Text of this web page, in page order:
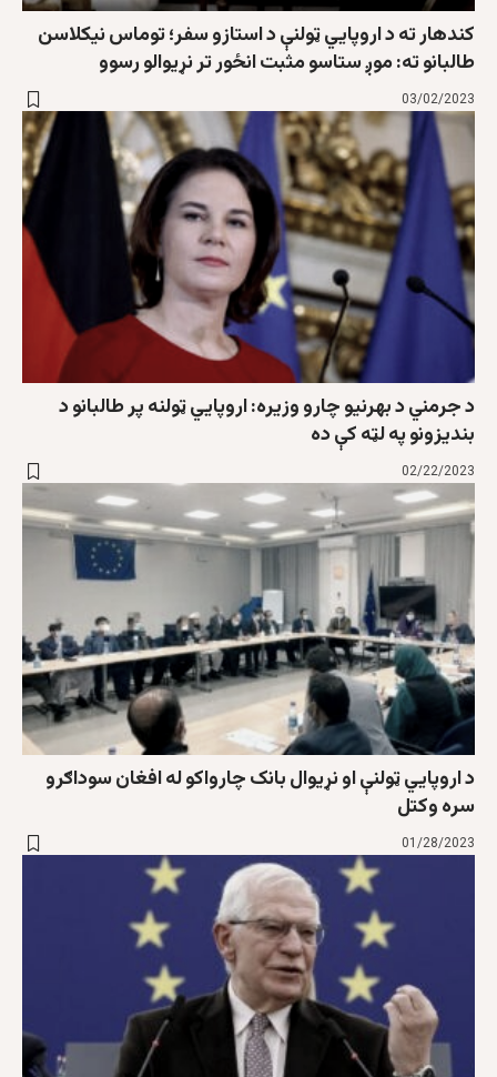
کندهار ته د اروپایي ټولنې د استازو سفر؛ توماس نیکلاسن
طالبانو ته: موږ ستاسو مثبت انځور تر نړیوالو رسوو
03/02/2023
د جرمني د بهرنيو چارو وزيره: اروپايي ټولنه پر طالبانو د
بنديزونو په لټه کې ده
02/22/2023
د اروپايي ټولنې او نړیوال بانک چارواکو له افغان سوداګرو
سره وکتل
01/28/2023